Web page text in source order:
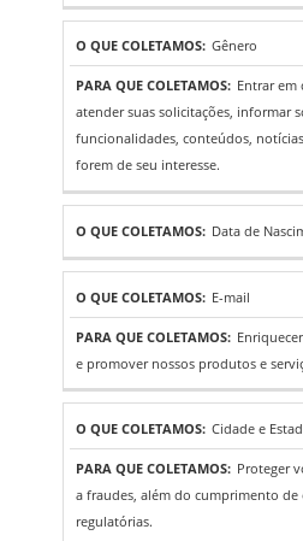
Gênero
Entrar em
atender suas solicitações, informar
funcionalidades, conteúdos,
forem de seu interesse.
Data de
E-mail
e promover nossos produtos e
Cidade e
Proteger
a fraudes, além do cumprimento de
regulatórias.